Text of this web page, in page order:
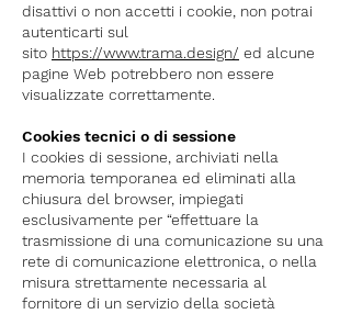
disattivi o non accetti i cookie, non potrai
autenticarti sul
sito https://www.trama.design/ ed alcune
pagine Web potrebbero non essere
visualizzate correttamente.
Cookies tecnici o di sessione
I cookies di sessione, archiviati nella
memoria temporanea ed eliminati alla
chiusura del browser, impiegati
esclusivamente per “effettuare la
trasmissione di una comunicazione su una
rete di comunicazione elettronica, o nella
misura strettamente necessaria al
fornitore di un servizio della società